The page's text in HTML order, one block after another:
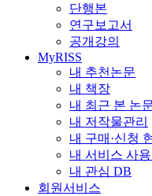
단행본
연구보고서
공개강의
MyRISS
내 추천논문
내 책장
내 최근 본 논
내 저작물관리
내 구매·신청
내 서비스 사
내 관심 DB
회원서비스